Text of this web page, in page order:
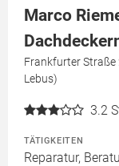
Marco
Frankfurter Straße
Lebus)
3.2
TÄTIGKEITEN
Reparatur,